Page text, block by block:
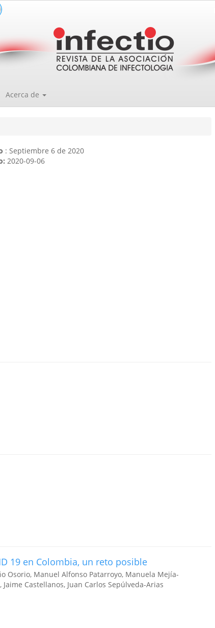
Acerca de
: Septiembre 6 de 2020
2020-09-06
19 en Colombia, un reto posible
Osorio, Manuel Alfonso Patarroyo, Manuela Mejía-
Castellanos, Juan Carlos Sepúlveda-Arias